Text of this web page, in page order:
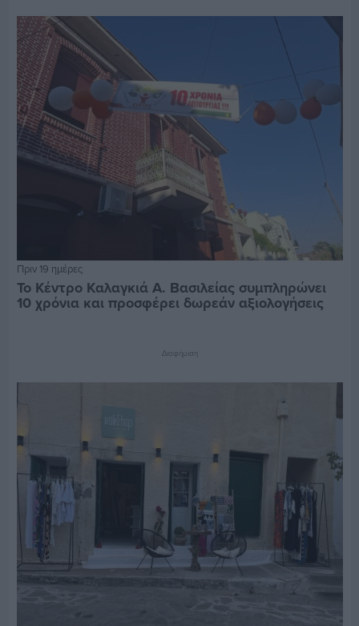
Πριν 19 ημέρες
Το Κέντρο Καλαγκιά Α. Βασιλείας συμπληρώνει
10 χρόνια και προσφέρει δωρεάν αξιολογήσεις
Διαφήμιση